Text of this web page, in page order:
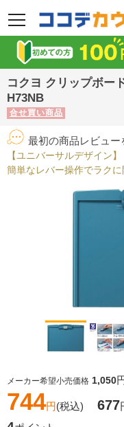
メニュー
コクヨ クリップボー
H73NB
合せ買い商品
最初の商品レビュー
【ユニバーサルデザイン】
簡単なレバー操作でラクに
メーカー希望小売価格 1,050
744円(税込) 677